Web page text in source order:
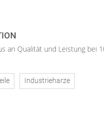
an Qualität und Leistung bei
Industrieharze